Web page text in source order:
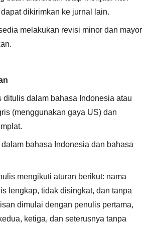
dikirimkan ke jurnal lain.
melakukan revisi minor dan mayor
ditulis dalam bahasa Indonesia atau
(menggunakan gaya US) dan
bahasa Indonesia dan bahasa
mengikuti aturan berikut: nama
lengkap, tidak disingkat, dan tanpa
dimulai dengan penulis pertama,
ketiga, dan seterusnya tanpa